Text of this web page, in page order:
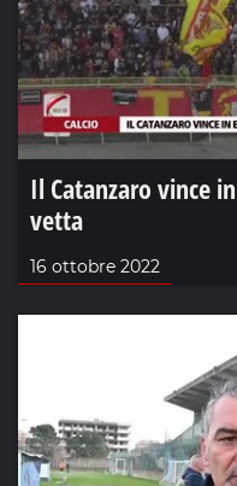
Il Catanzaro vince
vetta
16 ottobre 2022